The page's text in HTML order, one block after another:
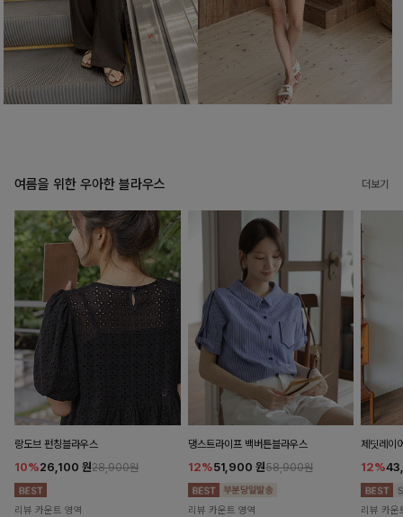
여름을 위한 우아한 블라우스 더보기
랑도브 펀칭블라우스
10%26,100 원28,900원
리뷰 카운트 영역
댕스트라이프 백버튼블라우스
12%51,900 원58,900원
리뷰 카운트 영역
제딧레이
12%
리뷰 카운